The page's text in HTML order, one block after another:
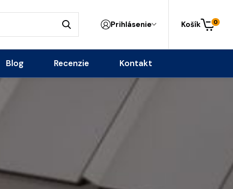
Prihlásenie Košík 0
Blog Recenzie Kontakt